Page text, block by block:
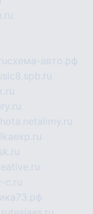
схема-авто.рф
alimy.ru
c.ru